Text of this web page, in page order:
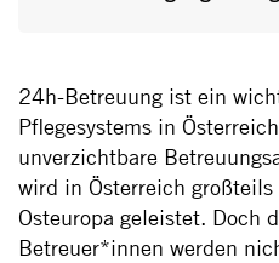
24h-Betreuung ist ein
Pflegesystems in
unverzichtbare
wird in Österreich
Osteuropa geleistet. Doch
Betreuer*innen werden